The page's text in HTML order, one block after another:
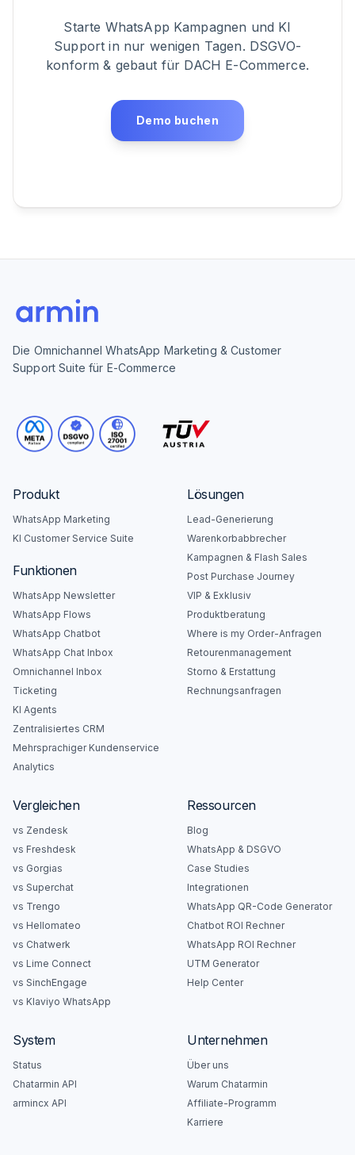
Starte WhatsApp Kampagnen und KI
Support in nur wenigen Tagen. DSGVO-
konform & gebaut für DACH E-Commerce.
Demo buchen
Die Omnichannel WhatsApp Marketing & Customer
Support Suite für E-Commerce
Produkt
WhatsApp Marketing
KI Customer Service Suite
Funktionen
WhatsApp Newsletter
WhatsApp Flows
WhatsApp Chatbot
WhatsApp Chat Inbox
Omnichannel Inbox
Ticketing
KI Agents
Zentralisiertes CRM
Mehrsprachiger Kundenservice
Analytics
Lösungen
Lead-Generierung
Warenkorbabbrecher
Kampagnen & Flash Sales
Post Purchase Journey
VIP & Exklusiv
Produktberatung
Where is my Order-Anfragen
Retourenmanagement
Storno & Erstattung
Rechnungsanfragen
Vergleichen
vs Zendesk
vs Freshdesk
vs Gorgias
vs Superchat
vs Trengo
vs Hellomateo
vs Chatwerk
vs Lime Connect
vs SinchEngage
vs Klaviyo WhatsApp
Ressourcen
Blog
WhatsApp & DSGVO
Case Studies
Integrationen
WhatsApp QR-Code Generator
Chatbot ROI Rechner
WhatsApp ROI Rechner
UTM Generator
Help Center
System
Status
Chatarmin API
armincx API
Unternehmen
Über uns
Warum Chatarmin
Affiliate-Programm
Karriere